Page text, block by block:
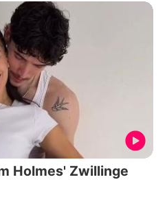
Holmes' Zwillinge